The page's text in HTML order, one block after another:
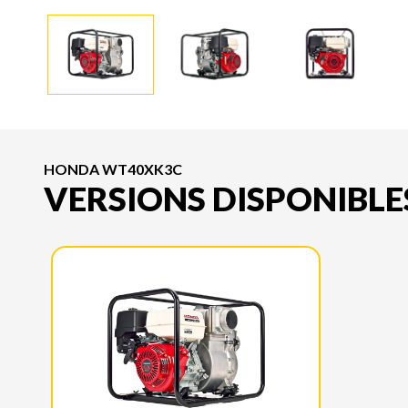
HONDA WT40XK3C
VERSIONS